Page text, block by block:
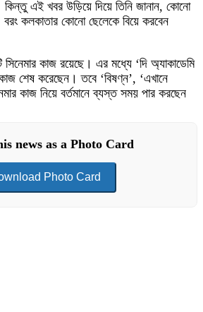
কিন্তু এই খবর উড়িয়ে দিয়ে তিনি জানান, কোনো
বরং কলকাতার কোনো ছেলেকে বিয়ে করবেন
সিনেমার কাজ রয়েছে। এর মধ্যে ‘দি অ্যাকাডেমি
শেষ করেছেন। তবে ‘বিষণ্ন’, ‘এখানে
কাজ নিয়ে বর্তমানে ব্যস্ত সময় পার করছেন
news as a Photo Card
Photo Card